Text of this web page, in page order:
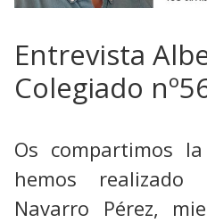
Entrevista
Colegiado
Os compartimos
hemos
Navarro Pérez,